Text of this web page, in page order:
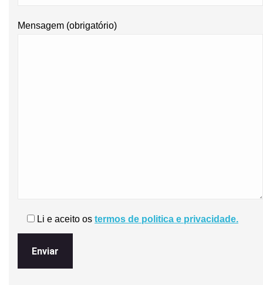
Mensagem (obrigatório)
Li e aceito os termos de politica e privacidade.